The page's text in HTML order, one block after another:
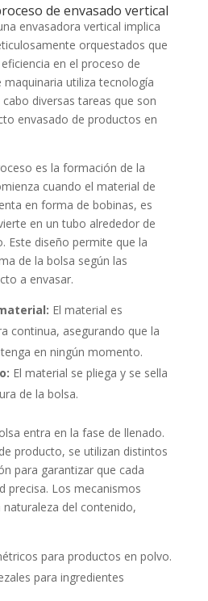
de envasado vertical
envasadora vertical implica
orquestados que
en el proceso de
maquinaria utiliza tecnología
diversas tareas que son
envasado de productos en
es la formación de la
cuando el material de
en forma de bobinas, es
en un tubo alrededor de
Este diseño permite que la
de la bolsa según las
a envasar.
El material es
continua, asegurando que la
en ningún momento.
El material se pliega y se sella
de la bolsa.
entra en la fase de llenado.
producto, se utilizan distintos
para garantizar que cada
precisa. Los mecanismos
del contenido,
para productos en polvo.
para ingredientes